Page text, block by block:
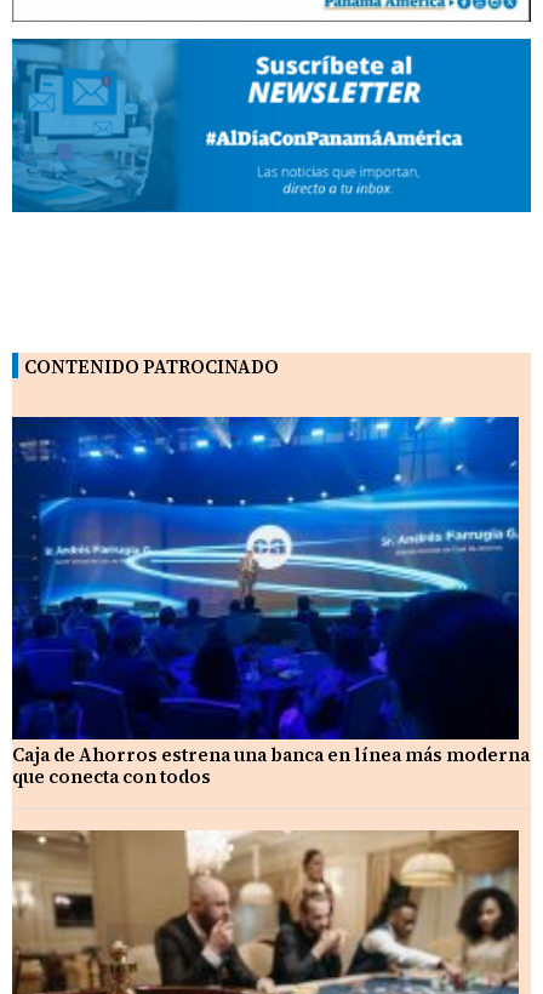
CONTENIDO PATROCINADO
Caja de Ahorros estrena una banca en línea más moderna
que conecta con todos